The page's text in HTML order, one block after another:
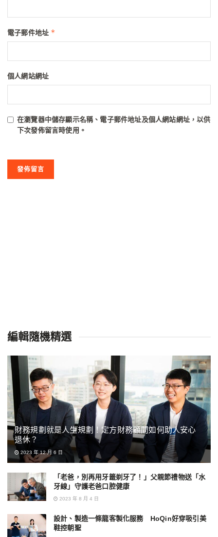
電子郵件地址 *
個人網站網址
在瀏覽器中儲存顯示名稱、電子郵件地址及個人網站網址，以供
下次發佈留言時使用。
編輯隨機精選
財務規劃就是人生規劃！定方財務顧問如何助人安心
退休？
2023 年 12 月 6 日
「老爸，別再用牙籤剃牙了！」父親節禮物送「水
牙線」守護老爸口腔健康
2023 年 8 月 4 日
設計、製造一條龍客製化服務 HoQin好穿吸引美
鞋控朝聖